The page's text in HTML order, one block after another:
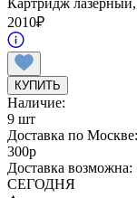
2010₽
КУПИТЬ
Наличие:
9 шт
Доставка по Москве:
300p
Доставка возможна:
СЕГОДНЯ